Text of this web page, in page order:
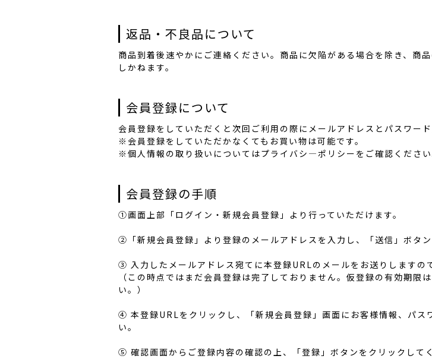
返品・不良品について
商品到着後速やかにご連絡ください。商品に欠陥がある場合を除き、商
しかねます。
会員登録について
会員登録をしていただくと次回ご利用の際にメールアドレスとパスワー
※会員登録をしていただかなくてもお買い物は可能です。
※個人情報の取り扱いについてはプライバシ―ポリシーをご確認ください
会員登録の手順
①画面上部「ログイン・新規会員登録」より行っていただけます。
②「新規会員登録」より登録のメールアドレスを入力し、「送信」ボタン
③ 入力したメールアドレス宛てに本登録URLのメールをお送りしますの
（この時点ではまだ会員登録は完了しておりません。仮登録の有効期
い。）
④ 本登録URLをクリックし、「新規会員登録」画面にお客様情報、パス
い。
⑤ 確認画面からご登録内容の確認の上、「登録」ボタンをクリックして